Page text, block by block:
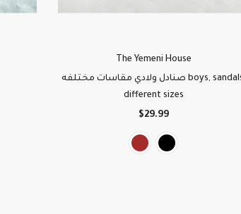
The Yemeni House
صنادل ولادي مقاسات مختلفه boys, sandals,
different sizes
$29.99